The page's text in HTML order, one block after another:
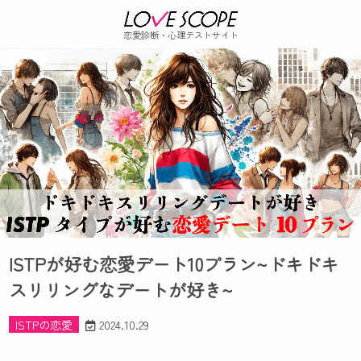
恋愛診断・心理テストサイト
ISTPが好む恋愛デート10プラン~ドキドキ
スリリングなデートが好き~
ISTPの恋愛 2024.10.29